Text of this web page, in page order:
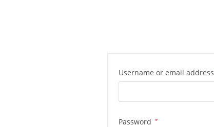
Username or email address
Password *